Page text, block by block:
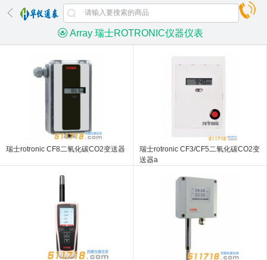
Array 瑞士ROTRONIC仪器仪表
瑞士rotronic CF8二氧化碳CO2变送器
瑞士rotronic CF3/CF5二氧化碳CO2变
送器a